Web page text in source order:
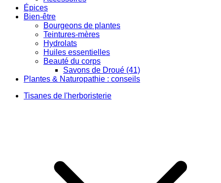
Épices
Bien-être
Bourgeons de plantes
Teintures-mères
Hydrolats
Huiles essentielles
Beauté du corps
Savons de Droué (41)
Plantes & Naturopathie : conseils
Tisanes de l'herboristerie